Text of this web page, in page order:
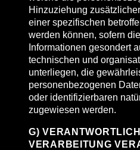
Hinzuziehung
einer spezifischen
werden können, sofern
Informationen gesondert
technischen und
unterliegen, die
personenbezogenen
oder identifizierbaren
zugewiesen werden.
G)
VERARBEITUNG